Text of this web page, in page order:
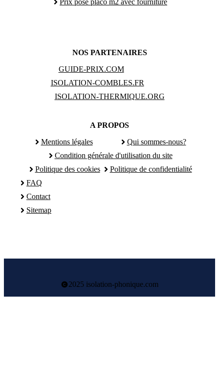
Prix pose placo m2 avec fourniture
NOS PARTENAIRES
GUIDE-PRIX.COM
ISOLATION-COMBLES.FR
ISOLATION-THERMIQUE.ORG
A PROPOS
Mentions légales
Qui sommes-nous?
Condition générale d'utilisation du site
Politique des cookies
Politique de confidentialité
FAQ
Contact
Sitemap
2025 isolation-phonique.com